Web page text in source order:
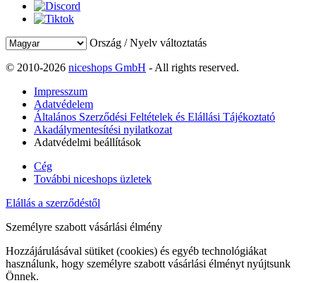
Ország / Nyelv változtatás
© 2010-2026 niceshops GmbH - All rights reserved.
Impresszum
Adatvédelem
Általános Szerződési Feltételek és Elállási Tájékoztató
Akadálymentesítési nyilatkozat
Adatvédelmi beállítások
Cég
További niceshops üzletek
Elállás a szerződéstől
Személyre szabott vásárlási élmény
Hozzájárulásával sütiket (cookies) és egyéb technológiákat
használunk, hogy személyre szabott vásárlási élményt nyújtsunk
Önnek.